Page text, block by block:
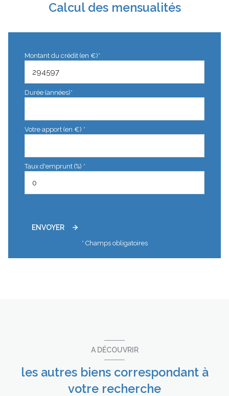
Calcul des mensualités
Montant du crédit (en €)*
Durée (années)*
Votre apport (en €) *
Taux d'emprunt (%) *
ENVOYER
* Champs obligatoires
A DÉCOUVRIR
les autres biens correspondant à
votre recherche